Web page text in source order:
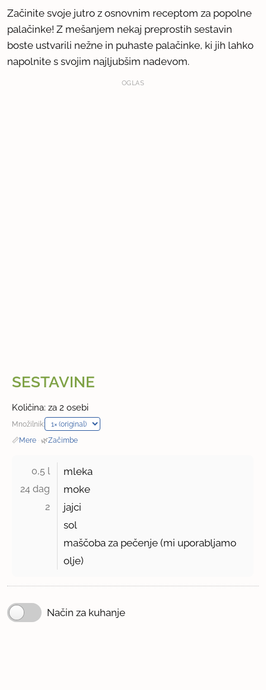
Začinite svoje jutro z osnovnim receptom za popolne
palačinke! Z mešanjem nekaj preprostih sestavin
boste ustvarili nežne in puhaste palačinke, ki jih lahko
napolnite s svojim najljubšim nadevom.
OGLAS
SESTAVINE
Količina: za 2 osebi
Množilnik:
📏Mere · 🌿Začimbe
0,5 l mleka
24 dag moke
2
jajci
sol
maščoba za pečenje (mi uporabljamo
olje)
Način za kuhanje